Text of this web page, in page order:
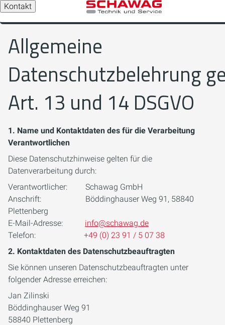
Kontakt
Allgemeine
Datenschutzbelehrung
Art. 13 und 14 DSGVO
1. Name und Kontaktdaten des für die Verarbeitung
Verantwortlichen
Diese Datenschutzhinweise gelten für die
Datenverarbeitung durch:
Verantwortlicher: Schawag GmbH
Anschrift: Böddinghauser Weg 91, 58840
Plettenberg
E-Mail-Adresse: info@schawag.de
Telefon: +49 (0) 23 91 / 5 07 38
2. Kontaktdaten des Datenschutzbeauftragten
Sie können unseren Datenschutzbeauftragten unter
folgender Adresse erreichen:
Jan Zilinski
Böddinghauser Weg 91
58840 Plettenberg